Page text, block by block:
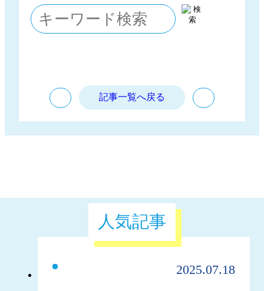
PREV記事一覧へ戻る
人気記事
2025.07.18